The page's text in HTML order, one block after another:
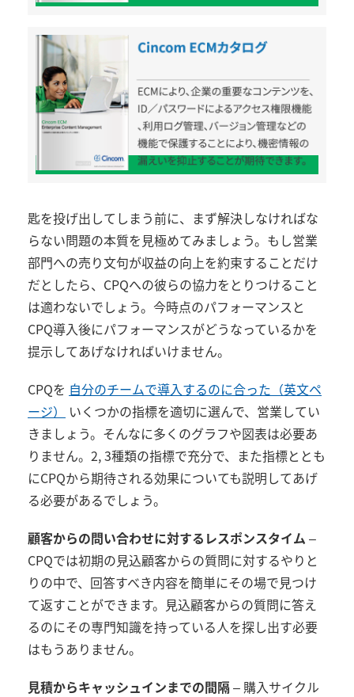
匙を投げ出してしまう前に、まず解決しなければな
らない問題の本質を見極めてみましょう。もし営業
部門への売り文句が収益の向上を約束することだけ
だとしたら、CPQへの彼らの協力をとりつけること
は適わないでしょう。今時点のパフォーマンスと
CPQ導入後にパフォーマンスがどうなっているかを
提示してあげなければいけません。
CPQを 自分のチームで導入するのに合った（英文ペ
ージ）
いくつかの指標を適切に選んで、営業してい
きましょう。そんなに多くのグラフや図表は必要あ
りません。2, 3種類の指標で充分で、また指標ととも
にCPQから期待される効果についても説明してあげ
る必要があるでしょう。
顧客からの問い合わせに対するレスポンスタイム –
CPQでは初期の見込顧客からの質問に対するやりと
りの中で、回答すべき内容を簡単にその場で見つけ
て返すことができます。見込顧客からの質問に答え
るのにその専門知識を持っている人を探し出す必要
はもうありません。
見積からキャッシュインまでの間隔 – 購入サイクル